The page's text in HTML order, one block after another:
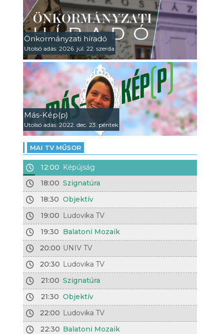
Önkormányzati híradó
Utolsó adás: 2026. júl. 22. szerda
Más-Kép(p)
Utolsó adás: 2022. dec. 23. péntek
MAI TV MŰSOR
12:00 Képújság
18:00 Szignatúra
18:30 Objektív
19:00 Ludovika TV
19:30 Balatoni Mozaik
20:00 UNIV TV
20:30 Ludovika TV
21:00 Szignatúra
21:30 Objektív
22:00 Ludovika TV
22:30 Balatoni Mozaik